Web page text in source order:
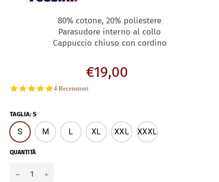
80% cotone, 20% poliestere
Parasudore interno al collo
Cappuccio chiuso con cordino
Prezzo
di
listino
€19,00
5.0
4 Recensioni
TAGLIA: S
S M L XL XXL XXXL
QUANTITÀ
− +